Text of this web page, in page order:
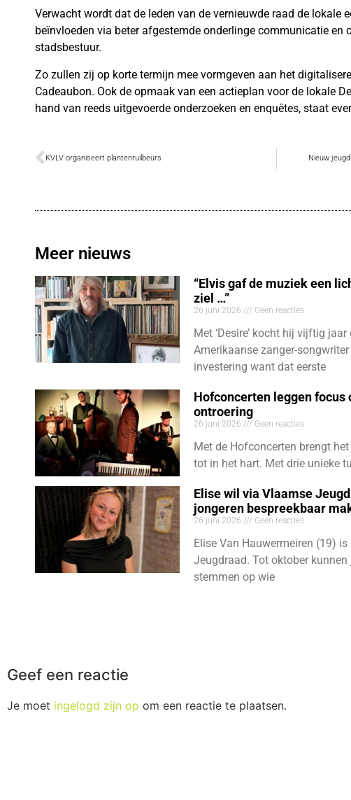
Verwacht wordt dat de leden van de vernieuwde raad de lokale
beïnvloeden via beter afgestemde onderlinge communicatie en
stadsbestuur.
Zo zullen zij op korte termijn mee vormgeven aan het
Cadeaubon. Ook de opmaak van een actieplan voor de lokale
hand van reeds uitgevoerde onderzoeken en enquêtes, staat
KVLV organiseert plantenruilbeurs Nieuw
Meer nieuws
“Elvis gaf de muziek een
ziel …”
26 juni 2026 Geen reacties
Met ‘Desire’ kocht hij vijftig
Amerikaanse zanger-
investering want dat eerste
Hofconcerten leggen
ontroering
26 juni 2026 Geen reacties
Met de Hofconcerten brengt
tot in het hart. Met drie unieke
Elise wil via Vlaamse
jongeren bespreekbaar
26 juni 2026 Geen reacties
Elise Van Hauwermeiren (19)
Jeugdraad. Tot oktober
stemmen op wie
Geef een reactie
Je moet ingelogd zijn op om een reactie te plaatsen.